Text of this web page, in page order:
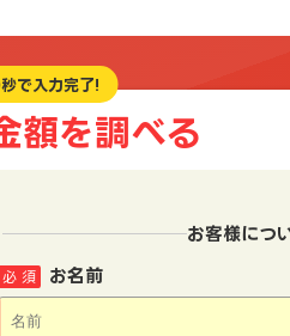
秒で入力完了!
額を調べる
お客様につ
お名前
必 須